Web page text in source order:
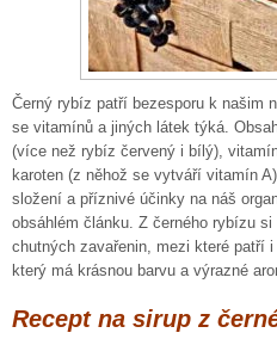
Černý rybíz patří bezesporu k našim
se vitamínů a jiných látek týká.
(více než rybíz červený i bílý),
karoten (z něhož se vytváří vitamín
složení a příznivé účinky na náš
obsáhlém článku. Z černého rybízu
chutných zavařenin, mezi které patří
který má krásnou barvu a výrazné
Recept na sirup z